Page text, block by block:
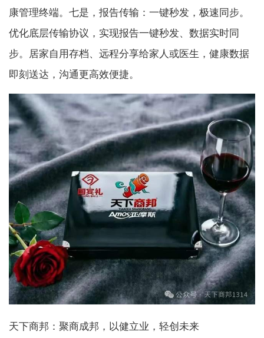
康管理终端。七是，报告传输：一键秒发，极速同步。
优化底层传输协议，实现报告一键秒发、数据实时同
步。居家自用存档、远程分享给家人或医生，健康数据
即刻送达，沟通更高效便捷。
天下商邦：聚商成邦，以健立业，轻创未来